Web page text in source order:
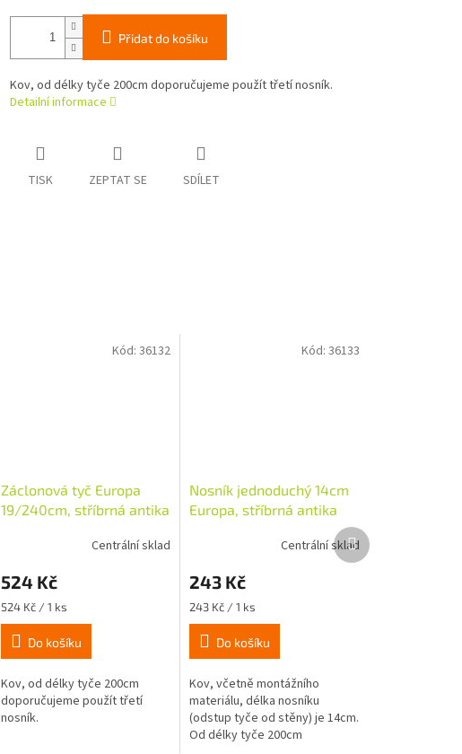
Přidat do košíku
Kov, od délky tyče 200cm doporučujeme použít třetí nosník.
Detailní informace
TISK ZEPTAT SE SDÍLET
Záclonová tyč Europa
19/240cm, stříbrná antika
Centrální sklad
524 Kč
Měrná
cena:
524 Kč / 1 ks
Do košíku
Kov, od délky tyče 200cm
doporučujeme použít třetí
nosník.
Kód:36132
Nosník jednoduchý 14cm
Europa, stříbrná antika
Centrální sklad
243 Kč
Měrná
cena:
243 Kč / 1 ks
Do košíku
Kov, včetně montážního
materiálu, délka nosníku
(odstup tyče od stěny) je 14cm.
Od délky tyče 200cm
Kód: 36133
Další
produkt